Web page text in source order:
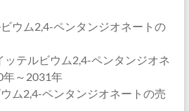
ウム2,4-ペンタンジオネートの
ッテルビウム2,4-ペンタンジオネ
年～2031年
ム2,4-ペンタンジオネートの売